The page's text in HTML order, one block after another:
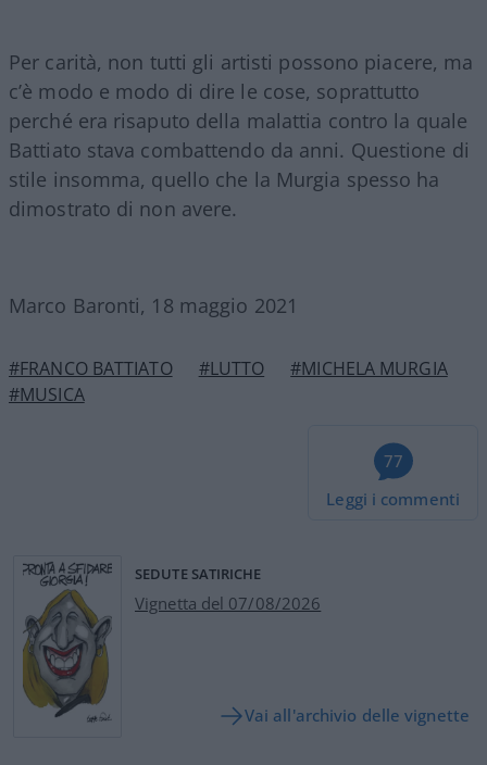
Per carità, non tutti gli artisti possono piacere, ma
c’è modo e modo di dire le cose, soprattutto
perché era risaputo della malattia contro la quale
Battiato stava combattendo da anni. Questione di
stile insomma, quello che la Murgia spesso ha
dimostrato di non avere.
Marco Baronti, 18 maggio 2021
#FRANCO BATTIATO #LUTTO
#MICHELA MURGIA
#MUSICA
77
Leggi i commenti
SEDUTE SATIRICHE
Vignetta del 07/08/2026
Vai all'archivio delle vignette